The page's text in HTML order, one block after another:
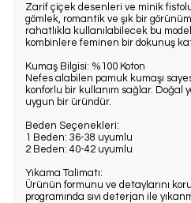
Zarif çiçek desenleri ve minik
gömlek, romantik ve şık bir
rahatlıkla kullanılabilecek bu
kombinlere feminen bir dokunuş
Kumaş Bilgisi: %100 Koton
Nefes alabilen pamuk kumaşı
konforlu bir kullanım sağlar. Doğal
uygun bir üründür.
Beden Seçenekleri:
1 Beden: 36-38 uyumlu
2 Beden: 40-42 uyumlu
Yıkama Talimatı:
Ürünün formunu ve detaylarını
programında sıvı deterjan ile